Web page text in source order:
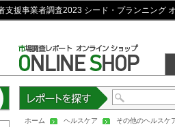
支援事業者調査2023 シード・プランニング
ホーム ヘルスケア その他のヘルスケ